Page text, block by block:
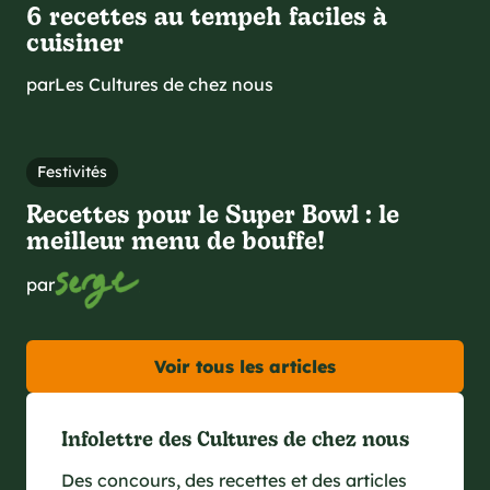
6 recettes au tempeh faciles à
cuisiner
parLes Cultures de chez nous
Festivités
Recettes pour le Super Bowl : le
meilleur menu de bouffe!
par
Voir tous les articles
Infolettre des Cultures de chez nous
Des concours, des recettes et des articles